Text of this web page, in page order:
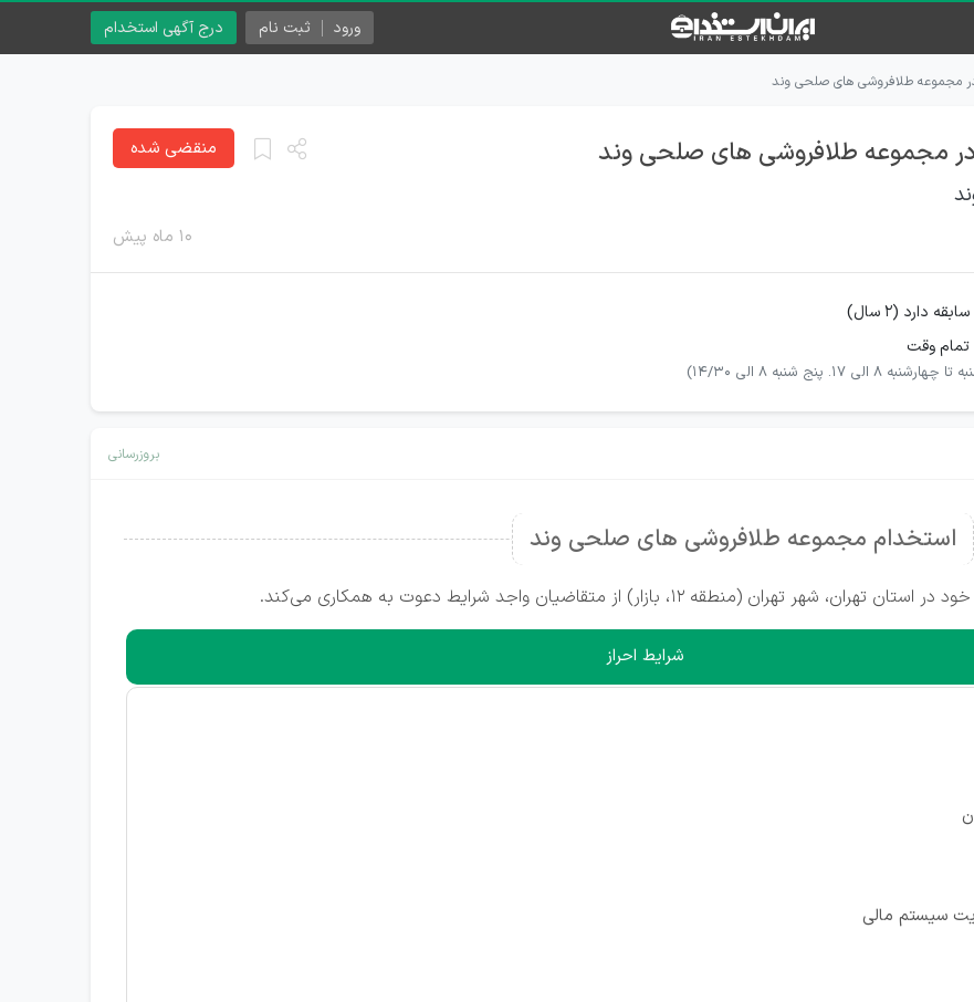
درج آگهی استخدام ورود ثبت نام
در مجموعه طلافروشی های صلحی وند
در مجموعه طلافروشی های صلحی وند
۱۰ ماه پیش
منقضی شده
سابقه دارد (۲ سال)
تمام وقت
چهارشنبه ۸ الی ۱۷. پنج شنبه ۸ الی ۱۴/۳۰)
بروزرسانی
استخدام مجموعه طلافروشی های صلحی وند
۱۲، بازار) از متقاضیان واجد شرایط دعوت به همکاری می‌کند.
شرایط احراز
سیستم مالی